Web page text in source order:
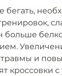
бегать,
больше
травмы и
кроссовки